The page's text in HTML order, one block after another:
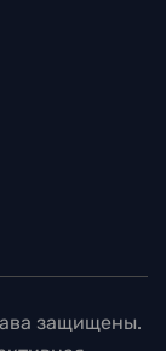
защищены.